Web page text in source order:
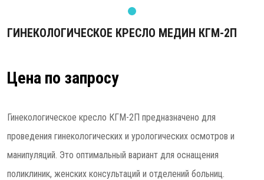
ГИНЕКОЛОГИЧЕСКОЕ КРЕСЛО МЕДИН КГМ-2П
Цена по запросу
Гинекологическое кресло КГМ-2П предназначено для
проведения гинекологических и урологических осмотров и
манипуляций. Это оптимальный вариант для оснащения
поликлиник, женских консультаций и отделений больниц.